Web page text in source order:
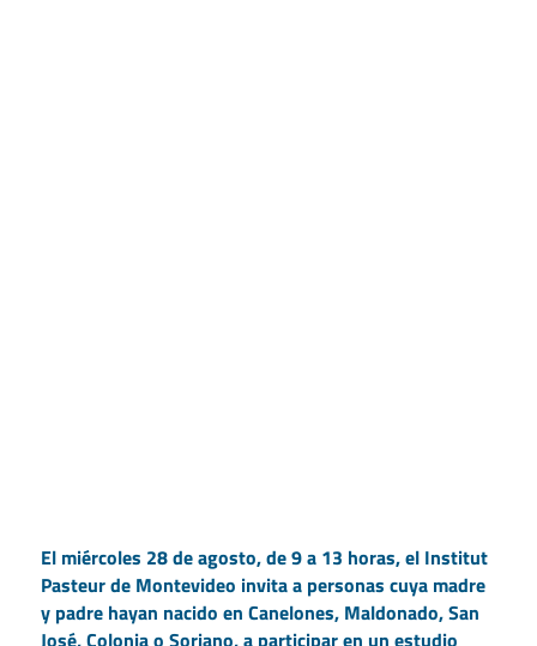
El miércoles 28 de agosto, de 9 a 13 horas, el Institut
Pasteur de Montevideo invita a personas cuya madre
y padre hayan nacido en Canelones, Maldonado, San